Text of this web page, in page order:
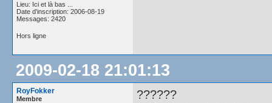
Lieu: Ici et là bas ...
Date d'inscription: 2006-08-19
Messages: 2420
Hors ligne
2009-02-18 21:01:13
RoyFokker
Membre
??????